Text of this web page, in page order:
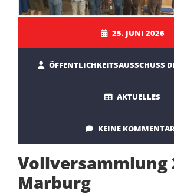
25. JUNI 2026
ÖFFENTLICHKEITSAUSSCHUSS
AKTUELLES
KEINE
Vollversammlung
Marburg